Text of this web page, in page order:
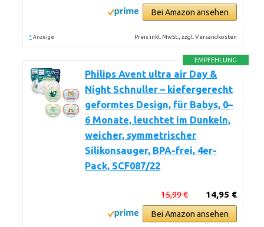
Bei Amazon ansehen
* Anzeige Preis inkl. MwSt., zzgl. Versandkosten
EMPFEHLUNG
Philips Avent ultra air Day &
Night Schnuller – kiefergerecht
geformtes Design, für Babys, 0–
6 Monate, leuchtet im Dunkeln,
weicher, symmetrischer
Silikonsauger, BPA-frei, 4er-
Pack, SCF087/22
14,95 €
15,99 €
Bei Amazon ansehen